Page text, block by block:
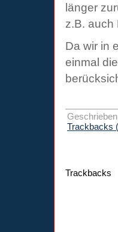
länger
z.B. auch
Da wir in
einmal
Trackbacks
Trackbacks